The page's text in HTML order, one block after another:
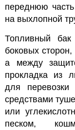
переднюю
на выхлопной
Топливный бак
боковых
а между
прокладка из
для перевозки
средствами
или
песком,